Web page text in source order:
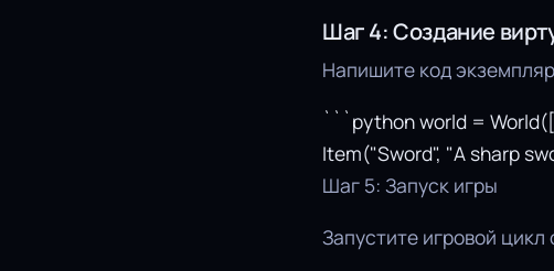
Шаг 4: Создание
Напишите код
```python world =
Item("Sword", "A sharp
Шаг 5: Запуск игры
Запустите игровой